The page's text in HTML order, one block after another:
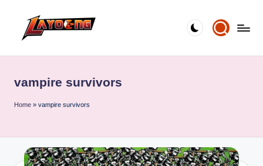
vampire survivors
Home » vampire survivors